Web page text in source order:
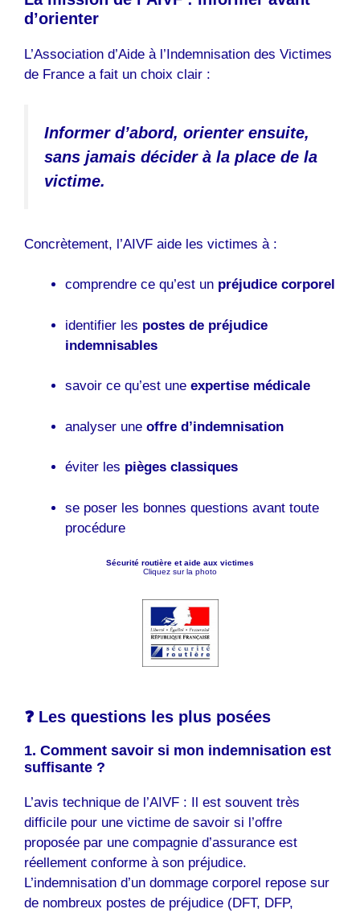
d’orienter
L’Association d’Aide à l’Indemnisation des Victimes
de France a fait un choix clair :
Informer d’abord, orienter ensuite,
sans jamais décider à la place de la
victime.
Concrètement, l’AIVF aide les victimes à :
comprendre ce qu’est un préjudice corporel
identifier les postes de préjudice
indemnisables
savoir ce qu’est une expertise médicale
analyser une offre d’indemnisation
éviter les pièges classiques
se poser les bonnes questions avant toute
procédure
Sécurité routière et aide aux victimes
Cliquez sur la photo
❓ Les questions les plus posées
1. Comment savoir si mon indemnisation est
suffisante ?
L’avis technique de l’AIVF : Il est souvent très
difficile pour une victime de savoir si l’offre
proposée par une compagnie d’assurance est
réellement conforme à son préjudice.
L’indemnisation d’un dommage corporel repose sur
de nombreux postes de préjudice (DFT, DFP,